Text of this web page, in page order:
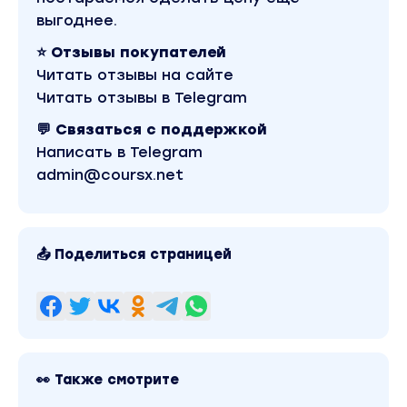
рублей. Обучающий курс входит в рубрику
«Бизнес, менеджмент, продажи». Другие
материалы автора «Анна Караулова» можно
найти через поиск по сайту.
выгоднее.
⭐ Отзывы покупателей
Читать отзывы на сайте
Читать отзывы в Telegram
💬 Связаться с поддержкой
Написать в Telegram
admin@coursx.net
📤 Поделиться страницей
👀 Также смотрите